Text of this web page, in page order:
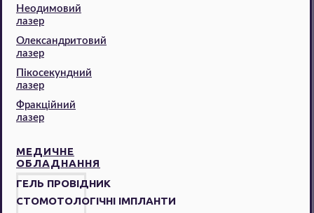
Неодимовий
лазер
Олександритовий
лазер
Пікосекундний
лазер
Фракційний
лазер
МЕДИЧНЕ
ОБЛАДНАННЯ
ГЕЛЬ ПРОВІДНИК
СТОМОТОЛОГІЧНІ ІМПЛАНТИ